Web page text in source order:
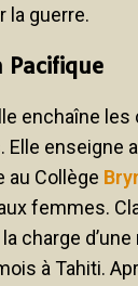
la guerre.
Pacifique
enchaîne
Elle enseigne
au Collège
femmes.
charge
à Tahiti.